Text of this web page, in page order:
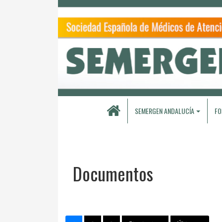
SEMERGEN ANDALUCÍA
Documentos